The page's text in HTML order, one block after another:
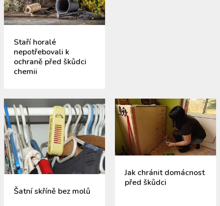
Staří horalé
nepotřebovali k
ochraně před škůdci
chemii
Šatní skříně bez molů
Jak chránit domácnost
před škůdci